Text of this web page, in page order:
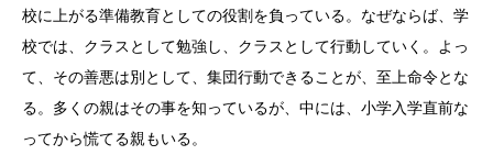
校に上がる準備教育としての役割を負っている。なぜならば、学
校では、クラスとして勉強し、クラスとして行動していく。よっ
て、その善悪は別として、集団行動できることが、至上命令とな
る。多くの親はその事を知っているが、中には、小学入学直前な
ってから慌てる親もいる。